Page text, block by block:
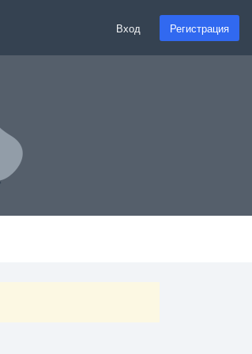
Вход Регистрация